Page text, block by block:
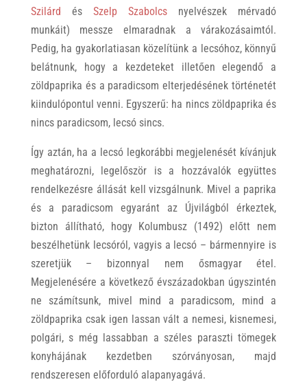
Szilárd és Szelp Szabolcs nyelvészek mérvadó
munkáit) messze elmaradnak a várakozásaimtól.
Pedig, ha gyakorlatiasan közelítünk a lecsóhoz, könnyű
belátnunk, hogy a kezdeteket illetően elegendő a
zöldpaprika és a paradicsom elterjedésének történetét
kiindulópontul venni. Egyszerű: ha nincs zöldpaprika és
nincs paradicsom, lecsó sincs.
Így aztán, ha a lecsó legkorábbi megjelenését kívánjuk
meghatározni, legelőször is a hozzávalók együttes
rendelkezésre állását kell vizsgálnunk. Mivel a paprika
és a paradicsom egyaránt az Újvilágból érkeztek,
bizton állítható, hogy Kolumbusz (1492) előtt nem
beszélhetünk lecsóról, vagyis a lecsó – bármennyire is
szeretjük – bizonnyal nem ősmagyar étel.
Megjelenésére a következő évszázadokban úgyszintén
ne számítsunk, mivel mind a paradicsom, mind a
zöldpaprika csak igen lassan vált a nemesi, kisnemesi,
polgári, s még lassabban a széles paraszti tömegek
konyhájának kezdetben szórványosan, majd
rendszeresen előforduló alapanyagává.